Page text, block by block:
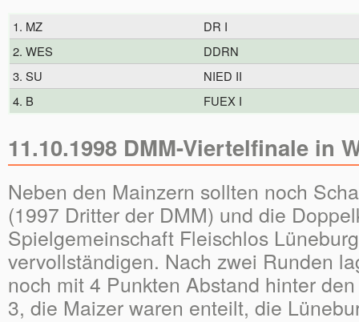
1. MZ
DR I
2. WES
DDRN
3. SU
NIED II
4. B
FUEX I
11.10.1998 DMM-Viertelfinale in
Neben den Mainzern sollten noch
(1997 Dritter der DMM) und die
Spielgemeinschaft Fleischlos
vervollständigen. Nach zwei Runden
noch mit 4 Punkten Abstand hinter
3, die Maizer waren enteilt, die